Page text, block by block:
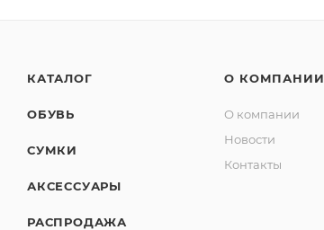
КАТАЛОГ
ОБУВЬ
СУМКИ
АКСЕССУАРЫ
РАСПРОДАЖА
О КОМПАНИИ
О компании
Новости
Контакты